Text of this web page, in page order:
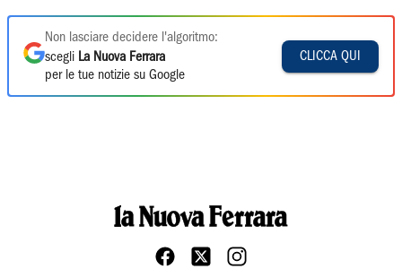
Non lasciare decidere l'algoritmo:
scegli La Nuova Ferrara
per le tue notizie su Google
CLICCA QUI